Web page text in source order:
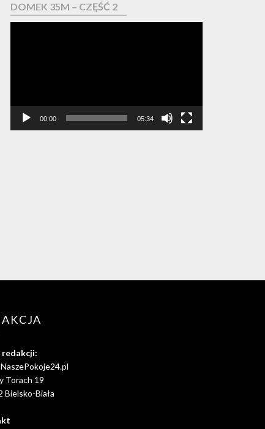
DOMEK 35M – CZĘŚĆ 2
00:00 05:34
redakcji:
Torach 19
Bielsko-Biała